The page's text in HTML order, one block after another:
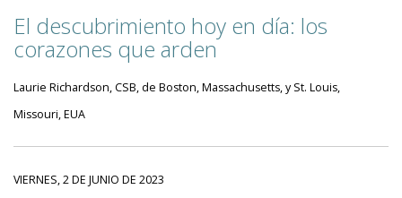
El descubrimiento hoy en día: los
corazones que arden
Laurie Richardson, CSB, de Boston, Massachusetts, y St. Louis,
Missouri, EUA
VIERNES, 2 DE JUNIO DE 2023